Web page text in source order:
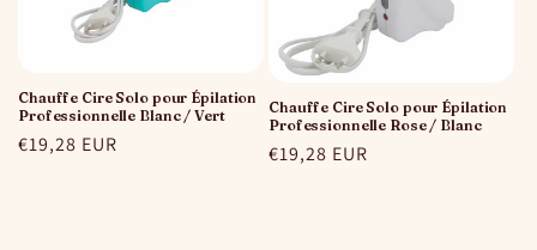
Chauffe Cire Solo pour Épilation
Professionnelle Blanc / Vert
Prix
€19,28 EUR
Chauffe Cire Solo pour Épilation
Professionnelle Rose / Blanc
Prix
€19,28 EUR